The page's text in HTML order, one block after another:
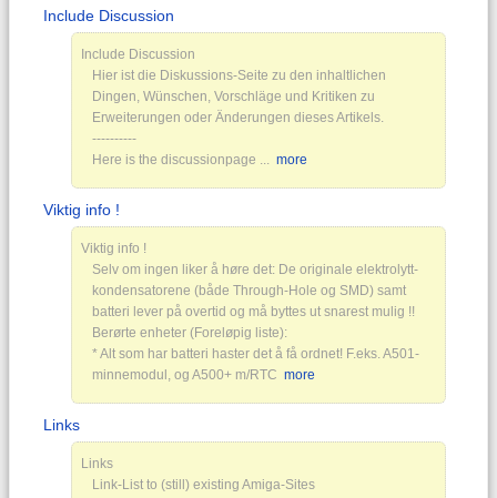
Include Discussion
Include Discussion
Hier ist die Diskussions-Seite zu den inhaltlichen
Dingen, Wünschen, Vorschläge und Kritiken zu
Erweiterungen oder Änderungen dieses Artikels.
----------
Here is the discussionpage ... more
Viktig info !
Viktig info !
Selv om ingen liker å høre det: De originale elektrolytt-
kondensatorene (både Through-Hole og SMD) samt
batteri lever på overtid og må byttes ut snarest mulig !!
Berørte enheter (Foreløpig liste):
* Alt som har batteri haster det å få ordnet! F.eks. A501-
minnemodul, og A500+ m/RTC more
Links
Links
Link-List to (still) existing Amiga-Sites